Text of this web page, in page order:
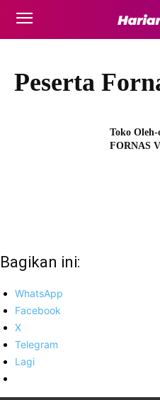
Peserta
Toko
FORNAS
Bagikan ini:
WhatsApp
Facebook
X
Telegram
Lagi